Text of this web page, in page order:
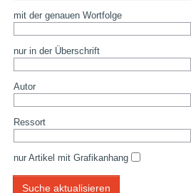
mit der genauen Wortfolge
nur in der Überschrift
Autor
Ressort
nur Artikel mit Grafikanhang